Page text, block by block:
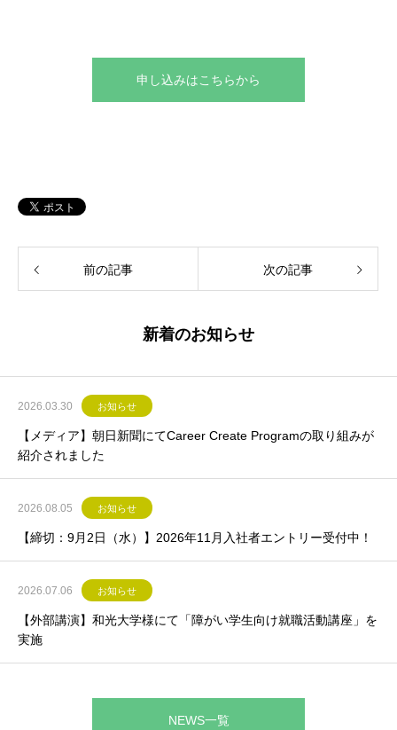
申し込みはこちらから
前の記事 次の記事
新着のお知らせ
2026.03.30 お知らせ
【メディア】朝日新聞にてCareer Create Programの取り組みが
紹介されました
2026.08.05 お知らせ
【締切：9月2日（水）】2026年11月入社者エントリー受付中！
2026.07.06 お知らせ
【外部講演】和光大学様にて「障がい学生向け就職活動講座」を
実施
NEWS一覧